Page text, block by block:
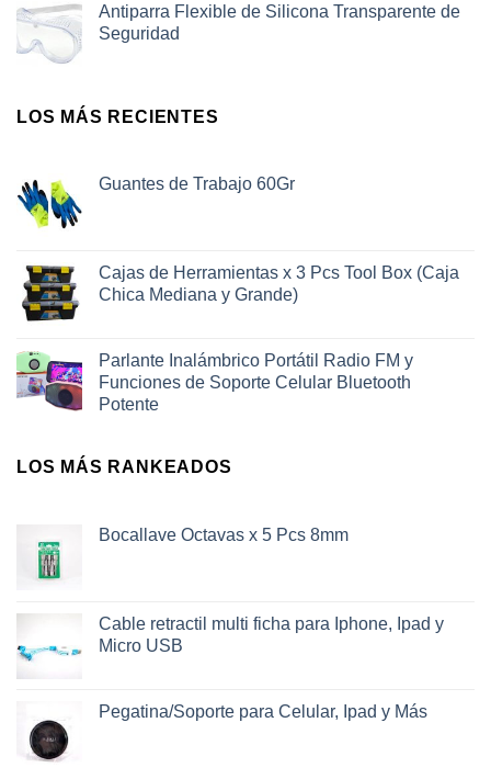
Antiparra Flexible de Silicona Transparente de
Seguridad
LOS MÁS RECIENTES
Guantes de Trabajo 60Gr
Cajas de Herramientas x 3 Pcs Tool Box (Caja
Chica Mediana y Grande)
Parlante Inalámbrico Portátil Radio FM y
Funciones de Soporte Celular Bluetooth
Potente
LOS MÁS RANKEADOS
Bocallave Octavas x 5 Pcs 8mm
Cable retractil multi ficha para Iphone, Ipad y
Micro USB
Pegatina/Soporte para Celular, Ipad y Más